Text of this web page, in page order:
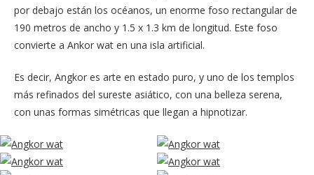
por debajo están los océanos, un enorme foso rectangular de
190 metros de ancho y 1.5 x 1.3 km de longitud. Este foso
convierte a Ankor wat en una isla artificial.
Es decir, Angkor es arte en estado puro, y uno de los templos
más refinados del sureste asiático, con una belleza serena,
con unas formas simétricas que llegan a hipnotizar.